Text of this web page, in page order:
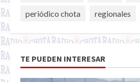
periódico chota
regionales
TE PUEDEN INTERESAR